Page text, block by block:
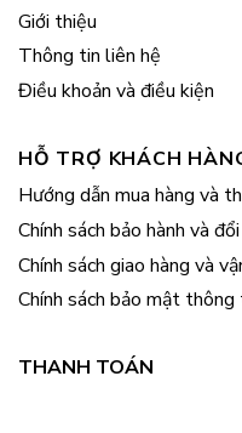
Giới thiệu
Thông tin liên hệ
Điều khoản và điều kiện
HỖ TRỢ KHÁCH
Hướng dẫn mua hàng và
Chính sách bảo hành và
Chính sách giao hàng và
Chính sách bảo mật thông
THANH TOÁN